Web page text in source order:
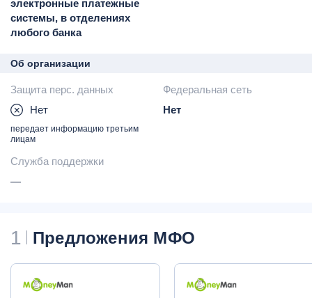
электронные платежные
системы, в отделениях
любого банка
Об организации
Защита перс. данных
Нет
передает информацию третьим
лицам
Федеральная сеть
Нет
Служба поддержки
—
1 Предложения МФО